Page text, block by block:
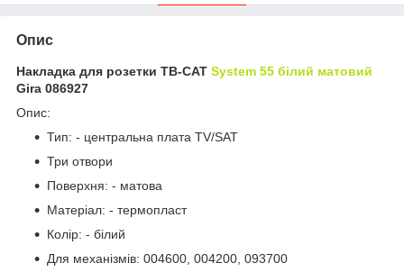
Опис
Накладка для розетки ТВ-САТ System 55 білий матовий
Gira 086927
Опис:
Тип: - центральна плата TV/SAT
Три отвори
Поверхня: - матова
Матеріал: - термопласт
Колір: - білий
Для механізмів: 004600, 004200, 093700